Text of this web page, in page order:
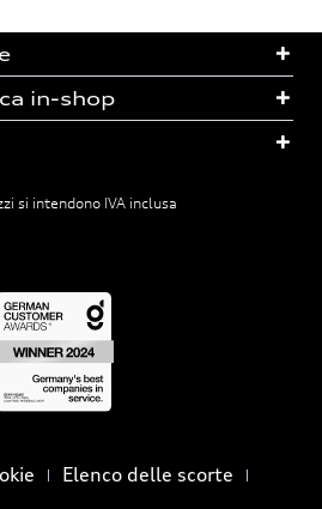
in-shop
si intendono IVA inclusa
Elenco delle scorte